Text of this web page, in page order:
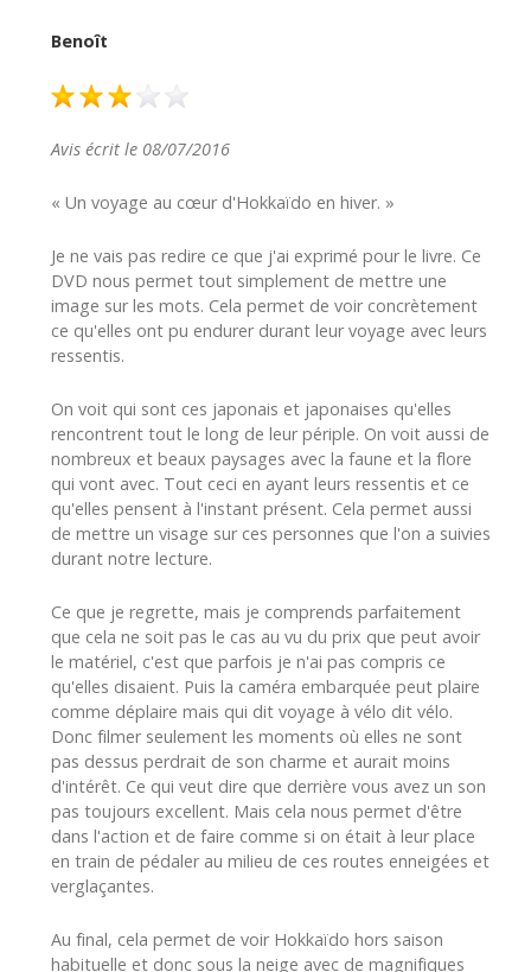
Benoît
Avis écrit le 08/07/2016
« Un voyage au cœur d'Hokkaïdo en hiver. »
Je ne vais pas redire ce que j'ai exprimé pour le livre. Ce
DVD nous permet tout simplement de mettre une
image sur les mots. Cela permet de voir concrètement
ce qu'elles ont pu endurer durant leur voyage avec leurs
ressentis.
On voit qui sont ces japonais et japonaises qu'elles
rencontrent tout le long de leur périple. On voit aussi de
nombreux et beaux paysages avec la faune et la flore
qui vont avec. Tout ceci en ayant leurs ressentis et ce
qu'elles pensent à l'instant présent. Cela permet aussi
de mettre un visage sur ces personnes que l'on a suivies
durant notre lecture.
Ce que je regrette, mais je comprends parfaitement
que cela ne soit pas le cas au vu du prix que peut avoir
le matériel, c'est que parfois je n'ai pas compris ce
qu'elles disaient. Puis la caméra embarquée peut plaire
comme déplaire mais qui dit voyage à vélo dit vélo.
Donc filmer seulement les moments où elles ne sont
pas dessus perdrait de son charme et aurait moins
d'intérêt. Ce qui veut dire que derrière vous avez un son
pas toujours excellent. Mais cela nous permet d'être
dans l'action et de faire comme si on était à leur place
en train de pédaler au milieu de ces routes enneigées et
verglaçantes.
Au final, cela permet de voir Hokkaïdo hors saison
habituelle et donc sous la neige avec de magnifiques